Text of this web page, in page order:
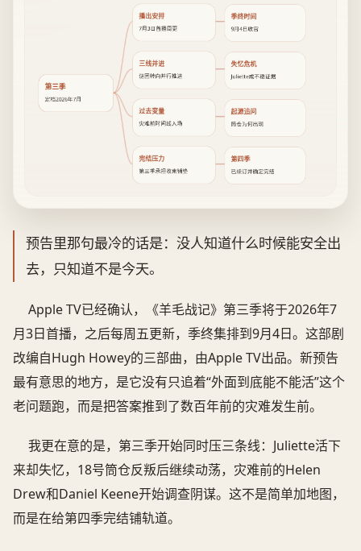
第三季
定档2026年7月
播出安排
7月3日首播周更
季终时间
9月4日收官
三线并进
谜团转向并行推进
失忆危机
Juliette成不稳证据
过去变量
灾难前时间线入场
起源追问
筒仓为何出现
完结压力
第三季承担收束铺垫
第四季
已续订并确定完结
预告里那句最冷的话是：没人知道什么时候能安全出
去，只知道不是今天。
Apple TV已经确认，《羊毛战记》第三季将于2026年7
月3日首播，之后每周五更新，季终集排到9月4日。这部剧
改编自Hugh Howey的三部曲，由Apple TV出品。新预告
最有意思的地方，是它没有只追着“外面到底能不能活”这个
老问题跑，而是把答案推到了数百年前的灾难发生前。
我更在意的是，第三季开始同时压三条线：Juliette活下
来却失忆，18号筒仓反叛后继续动荡，灾难前的Helen
Drew和Daniel Keene开始调查阴谋。这不是简单加地图，
而是在给第四季完结铺轨道。